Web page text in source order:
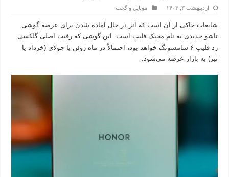
اردیبهشت ۳, ۱۴۰۳ موبایل و گجت
شایعات حاکی از آن است که آنر در حال آماده شدن برای عرضه گوشی
تاشو جدیدی به نام مجیک فلیپ است. این گوشی که رقیب اصلی گلکسی
زد فلیپ ۶ سامسونگ خواهد بود، احتمالاً در ماه ژوئن یا جولای (خرداد یا
تیر) به بازار عرضه می‌شود.